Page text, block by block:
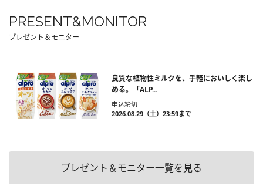
PRESENT&MONITOR
プレゼント＆モニター
良質な植物性ミルクを、手軽においしく楽し
める。「ALP...
申込締切
2026.08.29（土）23:59まで
プレゼント＆モニター一覧を見る